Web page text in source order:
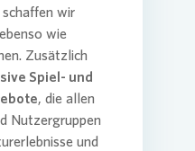
schaffen wir
wie
Zusätzlich
Spiel- und
, die allen
Nutzergruppen
und